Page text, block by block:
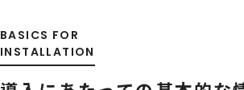
BASICS FOR
INSTALLATION